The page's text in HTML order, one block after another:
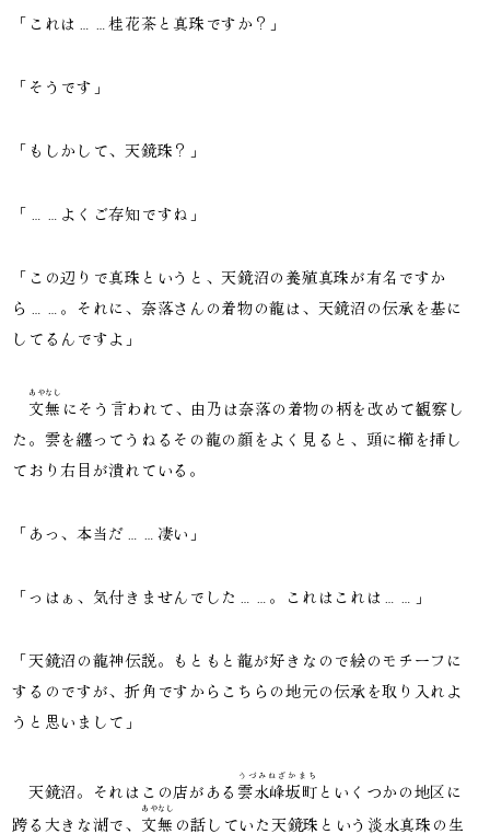
「これは……桂花茶と真珠ですか？」
「そうです」
「もしかして、天鏡珠？」
「……よくご存知ですね」
「この辺りで真珠というと、天鏡沼の養殖真珠が有名ですか
ら……。それに、奈落さんの着物の龍は、天鏡沼の伝承を基に
してるんですよ」
文無
あやなし
にそう言われて、由乃は奈落の着物の柄を改めて観察し
た。雲を纏ってうねるその龍の顔をよく見ると、頭に櫛を挿し
ており右目が潰れている。
「あっ、本当だ……凄い」
「っはぁ、気付きませんでした……。これはこれは……」
「天鏡沼の龍神伝説。もともと龍が好きなので絵のモチーフに
するのですが、折角ですからこちらの地元の伝承を取り入れよ
うと思いまして」
天鏡沼。それはこの店がある 雲水峰坂町
うづみねざかまち
といくつかの地区に
跨る大きな湖で、 文無
あやなし
の話していた天鏡珠という淡水真珠の生